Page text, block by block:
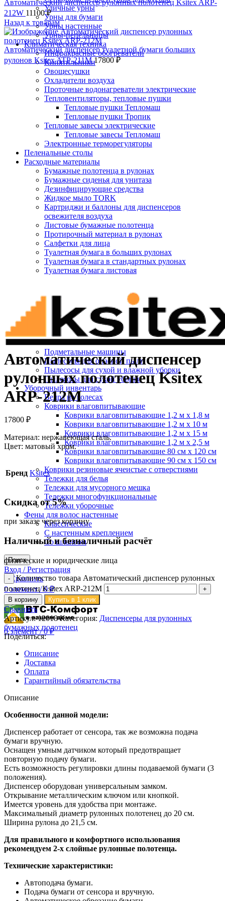
Уличные урны
Урны для бумаги
Урны настенные
Урны-пепельницы
Климатическая техника
Инфракрасные обогреватели
Кипятильники
Овощесушки
Охладители воздуха
Проточные водонагреватели электрические
Тепловентиляторы, тепловые пушки
Тепловые пушки Тепломаш
Тепловые пушки Тропик
Тепловые завесы электрические
Тепловые завесы Тепломаш
Электронные терморегуляторы
Пеленальные столы
Расходные материалы
Бумажные полотенца в рулонах
Бумажные сиденья для унитаза
Дезинфицирующие средства
Жидкое мыло TORK
Картриджи и баллоны для диспенсеров
освежителя воздуха
Листовые бумажные полотенца
Протирочный материал в рулонах
Салфетки для лица
Туалетная бумага в больших рулонах
Туалетная бумага в стандартных рулонах
Туалетная бумага листовая
V-образные сушилки
Погружные сушилки для рук
Сушилки для рук антивандальные
Сушилки для рук высокоскоростные
Электрополотенце
Уборочная техника
Подметальные машины
Пылесосы для опасной пыли
Пылесосы для сухой и влажной уборки
Пылесосы для сухой уборки
Уборочный инвентарь
Ведра на колесах
Коврики влаговпитывающие
Коврики влаговпитывающие 1,2 м х 1,8 м
Коврики влаговпитывающие 1,2 м х 10 м
Коврики влаговпитывающие 1,2 м х 15 м
Коврики влаговпитывающие 1,2 м х 2,5 м
Коврики влаговпитывающие 80 см х 120 см
Коврики влаговпитывающие 90 см х 150 см
Коврики резиновые ячеистые с отверстиями
Тележки для белья
Тележки для мусорного мешка
Тележки многофункциональные
Тележки уборочные
Фены для волос настенные
Классические
С настенным креплением
Со шлангом
Поиск
Вход / Регистрация
Сравнить
0элемент / 0₽
Меню
0элемент / 0₽
Автоматический диспенсер рулонных полотенец Ksitex ARP-
212W 11100₽
Назад к товарам
Автоматический диспенсер туалетной бумаги больших
рулонов Ksitex ATP-211M17800₽
Нажмите, чтобы увеличить
Автоматический диспенсер
рулонных полотенец Ksitex
ARP-212M
17800 ₽
Материал: нержавеющая сталь.
Цвет: матовый хром.
Бренд Ksitex
Скидка от 5%
при заказе через корзину
Наличный и безналичный расчёт
физические и юридические лица
Количество товара Автоматический диспенсер рулонных
полотенец Ksitex ARP-212M
В корзину Купить в 1 клик
Сравнить
Артикул:12018Категория: Диспенсеры для рулонных
бумажных полотенец
Поделиться:
Описание
Доставка
Оплата
Гарантийный обязательства
Описание
Особенности данной модели:
Диспенсер работает от сенсора, так же возможна подача
бумаги вручную.
Оснащен умным датчиком который предотвращает
повторную подачу бумаги.
Есть возможность регулировки длины подаваемой бумаги (3
положения).
Диспенсер оборудован универсальным замком.
Открывание металлическим ключом или кнопкой.
Имеется уровень для удобства при монтаже.
Максимальный диаметр рулонных полотенец до 20 см.
Ширина рулона до 21,5 см.
Для правильного и комфортного использования
рекомендуем 2-х слойные рулонные полотенца.
Технические характеристики:
Автоподача бумаги.
Подача бумаги от сенсора и вручную.